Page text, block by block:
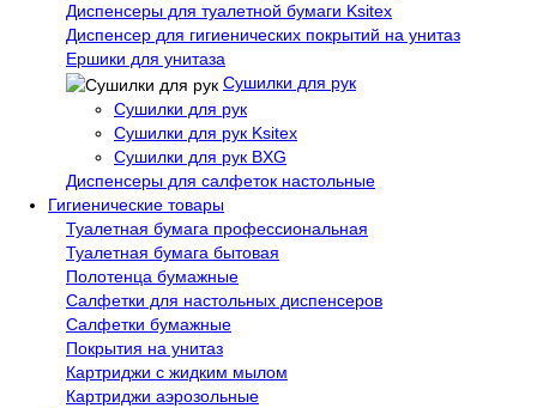
Диспенсеры для туалетной бумаги Ksitex
Диспенсер для гигиенических покрытий на унитаз
Ершики для унитаза
Сушилки для рук
Сушилки для рук
Сушилки для рук Ksitex
Сушилки для рук BXG
Диспенсеры для салфеток настольные
Гигиенические товары
Туалетная бумага профессиональная
Туалетная бумага бытовая
Полотенца бумажные
Салфетки для настольных диспенсеров
Салфетки бумажные
Покрытия на унитаз
Картриджи с жидким мылом
Картриджи аэрозольные